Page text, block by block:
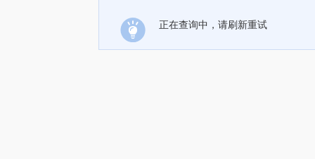
正在查询中，请刷新重试